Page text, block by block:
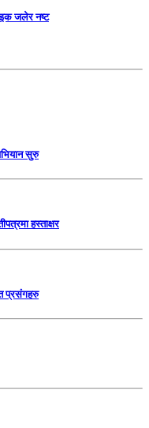
जलेर नष्ट
सुरु
हस्ताक्षर
प्रसंगहरु